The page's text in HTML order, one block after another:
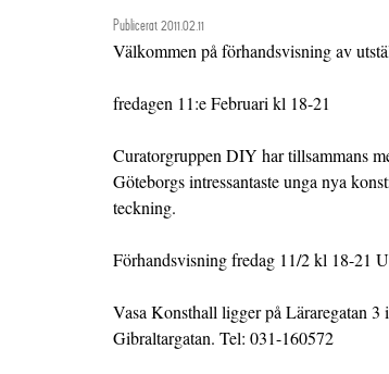
Publicerat 2011.02.11
Välkommen på förhandsvisning av
fredagen 11:e Februari kl 18-21
Curatorgruppen DIY har tillsammans
Göteborgs intressantaste unga nya
teckning.
Förhandsvisning fredag 11/2 kl 18-21
Vasa Konsthall ligger på Läraregatan
Gibraltargatan. Tel: 031-160572